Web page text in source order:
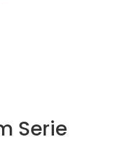
Serie